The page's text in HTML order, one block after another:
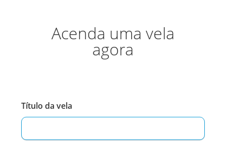
Acenda uma vela
agora
Título da vela